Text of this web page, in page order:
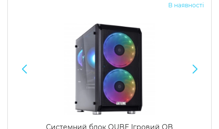
В наявності
Системний блок QUBE Ігровий QB